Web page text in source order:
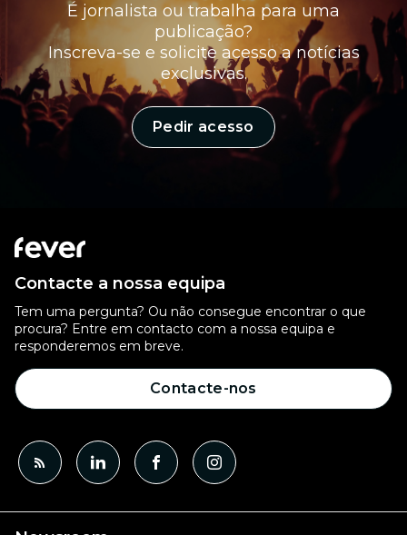
É jornalista ou trabalha para uma
publicação?
Inscreva-se e solicite acesso a notícias
exclusivas.
Pedir acesso
Contacte a nossa equipa
Tem uma pergunta? Ou não consegue encontrar o que
procura? Entre em contacto com a nossa equipa e
responderemos em breve.
Contacte-nos